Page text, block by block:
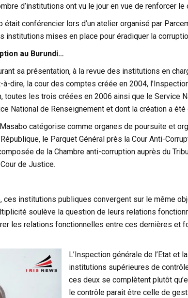
d’institutions ont vu le jour en vue de renforcer
conférencier lors d’un atelier organisé par
institutions mises en place pour éradiquer la
au Burundi…
sa présentation, à la revue des institutions en
dire, la cour des comptes créée en 2004,
toutes les trois créées en 2006 ainsi que le Service
National de Renseignement et dont la création a
catégorise comme organes de poursuite et
le Parquet Général près la Cour Anti-
de la Chambre anti-corruption auprès du
de Justice.
ces institutions publiques convergent sur le même
soulève la question de leurs relations
les relations fonctionnelles entre ces dernières et
L’Inspection générale de l’Etat et
institutions supérieures de
ces deux se complètent plutôt
le contrôle parait être celle de